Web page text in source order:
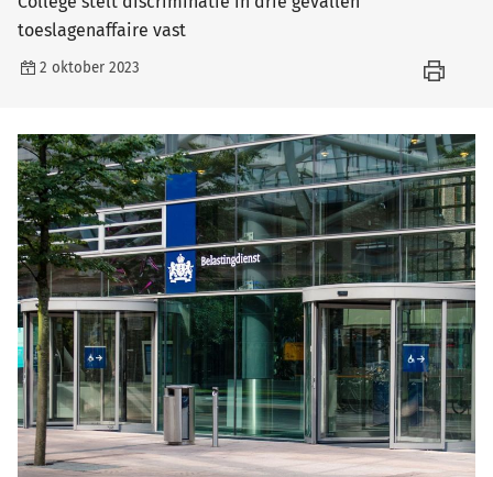
toeslagenaffaire vast
2 oktober 2023